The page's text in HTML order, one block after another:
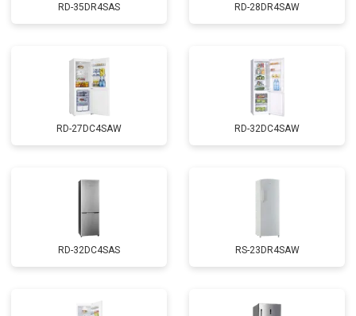
RD-35DR4SAS RD-28DR4SAW
RD-27DC4SAW RD-32DC4SAW
RD-32DC4SAS RS-23DR4SAW